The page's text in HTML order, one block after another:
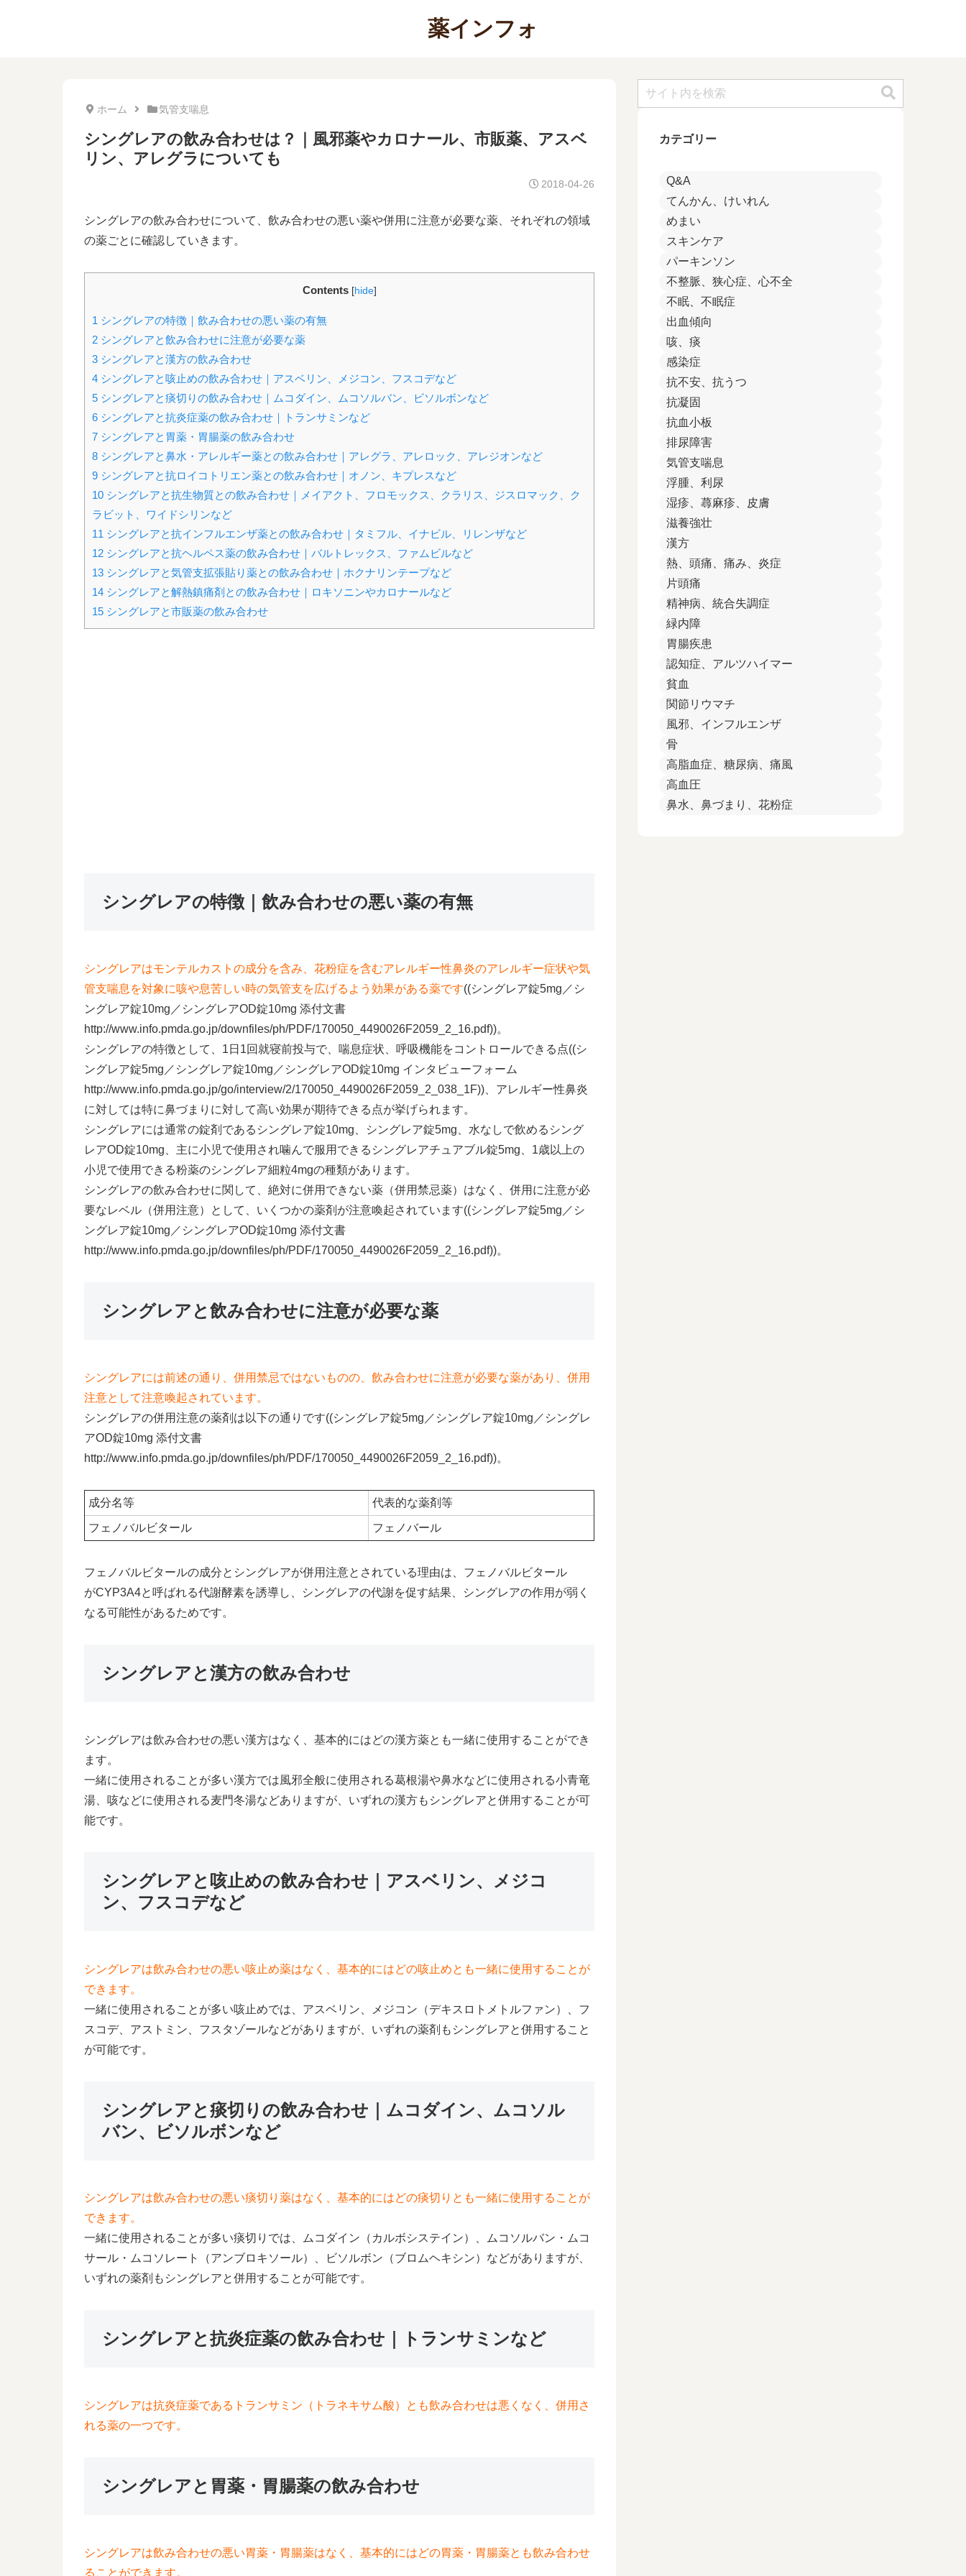
薬インフォ
ホーム 気管支喘息
シングレアの飲み合わせは？｜風邪薬やカロナール、市販薬、アスベ
リン、アレグラについても
2018-04-26
シングレアの飲み合わせについて、飲み合わせの悪い薬や併用に注意が必要な薬、それぞれの領域
の薬ごとに確認していきます。
Contents [hide]
1 シングレアの特徴｜飲み合わせの悪い薬の有無
2 シングレアと飲み合わせに注意が必要な薬
3 シングレアと漢方の飲み合わせ
4 シングレアと咳止めの飲み合わせ｜アスベリン、メジコン、フスコデなど
5 シングレアと痰切りの飲み合わせ｜ムコダイン、ムコソルバン、ビソルボンなど
6 シングレアと抗炎症薬の飲み合わせ｜トランサミンなど
7 シングレアと胃薬・胃腸薬の飲み合わせ
8 シングレアと鼻水・アレルギー薬との飲み合わせ｜アレグラ、アレロック、アレジオンなど
9 シングレアと抗ロイコトリエン薬との飲み合わせ｜オノン、キプレスなど
10 シングレアと抗生物質との飲み合わせ｜メイアクト、フロモックス、クラリス、ジスロマック、ク
ラビット、ワイドシリンなど
11 シングレアと抗インフルエンザ薬との飲み合わせ｜タミフル、イナビル、リレンザなど
12 シングレアと抗ヘルペス薬の飲み合わせ｜バルトレックス、ファムビルなど
13 シングレアと気管支拡張貼り薬との飲み合わせ｜ホクナリンテープなど
14 シングレアと解熱鎮痛剤との飲み合わせ｜ロキソニンやカロナールなど
15 シングレアと市販薬の飲み合わせ
シングレアの特徴｜飲み合わせの悪い薬の有無
シングレアはモンテルカストの成分を含み、花粉症を含むアレルギー性鼻炎のアレルギー症状や気
管支喘息を対象に咳や息苦しい時の気管支を広げるよう効果がある薬です((シングレア錠5mg／シ
ングレア錠10mg／シングレアOD錠10mg 添付文書
http://www.info.pmda.go.jp/downfiles/ph/PDF/170050_4490026F2059_2_16.pdf))。
シングレアの特徴として、1日1回就寝前投与で、喘息症状、呼吸機能をコントロールできる点((シ
ングレア錠5mg／シングレア錠10mg／シングレアOD錠10mg インタビューフォーム
http://www.info.pmda.go.jp/go/interview/2/170050_4490026F2059_2_038_1F))、アレルギー性鼻炎
に対しては特に鼻づまりに対して高い効果が期待できる点が挙げられます。
シングレアには通常の錠剤であるシングレア錠10mg、シングレア錠5mg、水なしで飲めるシング
レアOD錠10mg、主に小児で使用され噛んで服用できるシングレアチュアブル錠5mg、1歳以上の
小児で使用できる粉薬のシングレア細粒4mgの種類があります。
シングレアの飲み合わせに関して、絶対に併用できない薬（併用禁忌薬）はなく、併用に注意が必
要なレベル（併用注意）として、いくつかの薬剤が注意喚起されています((シングレア錠5mg／シ
ングレア錠10mg／シングレアOD錠10mg 添付文書
http://www.info.pmda.go.jp/downfiles/ph/PDF/170050_4490026F2059_2_16.pdf))。
シングレアと飲み合わせに注意が必要な薬
シングレアには前述の通り、併用禁忌ではないものの、飲み合わせに注意が必要な薬があり、併用
注意として注意喚起されています。
シングレアの併用注意の薬剤は以下の通りです((シングレア錠5mg／シングレア錠10mg／シングレ
アOD錠10mg 添付文書
http://www.info.pmda.go.jp/downfiles/ph/PDF/170050_4490026F2059_2_16.pdf))。
成分名等 代表的な薬剤等
フェノバルビタール フェノバール
フェノバルビタールの成分とシングレアが併用注意とされている理由は、フェノバルビタール
がCYP3A4と呼ばれる代謝酵素を誘導し、シングレアの代謝を促す結果、シングレアの作用が弱く
なる可能性があるためです。
シングレアと漢方の飲み合わせ
シングレアは飲み合わせの悪い漢方はなく、基本的にはどの漢方薬とも一緒に使用することができ
ます。
一緒に使用されることが多い漢方では風邪全般に使用される葛根湯や鼻水などに使用される小青竜
湯、咳などに使用される麦門冬湯などありますが、いずれの漢方もシングレアと併用することが可
能です。
シングレアと咳止めの飲み合わせ｜アスベリン、メジコ
ン、フスコデなど
シングレアは飲み合わせの悪い咳止め薬はなく、基本的にはどの咳止めとも一緒に使用することが
できます。
一緒に使用されることが多い咳止めでは、アスベリン、メジコン（デキスロトメトルファン）、フ
スコデ、アストミン、フスタゾールなどがありますが、いずれの薬剤もシングレアと併用すること
が可能です。
シングレアと痰切りの飲み合わせ｜ムコダイン、ムコソル
バン、ビソルボンなど
シングレアは飲み合わせの悪い痰切り薬はなく、基本的にはどの痰切りとも一緒に使用することが
できます。
一緒に使用されることが多い痰切りでは、ムコダイン（カルボシステイン）、ムコソルバン・ムコ
サール・ムコソレート（アンブロキソール）、ビソルボン（ブロムヘキシン）などがありますが、
いずれの薬剤もシングレアと併用することが可能です。
シングレアと抗炎症薬の飲み合わせ｜トランサミンなど
シングレアは抗炎症薬であるトランサミン（トラネキサム酸）とも飲み合わせは悪くなく、併用さ
れる薬の一つです。
シングレアと胃薬・胃腸薬の飲み合わせ
シングレアは飲み合わせの悪い胃薬・胃腸薬はなく、基本的にはどの胃薬・胃腸薬とも飲み合わせ
ることができます。
カテゴリー
Q&A
てんかん、けいれん
めまい
スキンケア
パーキンソン
不整脈、狭心症、心不全
不眠、不眠症
出血傾向
咳、痰
感染症
抗不安、抗うつ
抗凝固
抗血小板
排尿障害
気管支喘息
浮腫、利尿
湿疹、蕁麻疹、皮膚
滋養強壮
漢方
熱、頭痛、痛み、炎症
片頭痛
精神病、統合失調症
緑内障
胃腸疾患
認知症、アルツハイマー
貧血
関節リウマチ
風邪、インフルエンザ
骨
高脂血症、糖尿病、痛風
高血圧
鼻水、鼻づまり、花粉症